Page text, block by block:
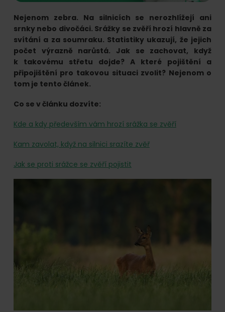
pojištění
online.
Nejenom zebra. Na silnicích se nerozhlížejí ani
srnky nebo divočáci. Srážky se zvěří hrozí hlavně za
svítání a za soumraku. Statistiky ukazují, že jejich
počet výrazně narůstá. Jak se zachovat, když
k takovému střetu dojde? A které pojištění a
připojištění pro takovou situaci zvolit? Nejenom o
tom je tento článek.
Co se v článku dozvíte:
Kde a kdy především vám hrozí srážka se zvěří
Kam zavolat, když na silnici srazíte zvěř
Jak se proti srážce se zvěří pojistit